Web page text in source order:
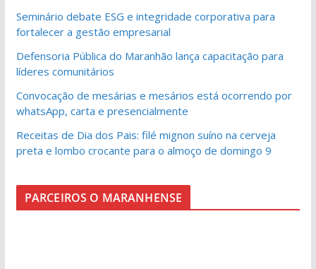
Seminário debate ESG e integridade corporativa para
fortalecer a gestão empresarial
Defensoria Pública do Maranhão lança capacitação para
líderes comunitários
Convocação de mesárias e mesários está ocorrendo por
whatsApp, carta e presencialmente
Receitas de Dia dos Pais: filé mignon suíno na cerveja
preta e lombo crocante para o almoço de domingo 9
PARCEIROS O MARANHENSE